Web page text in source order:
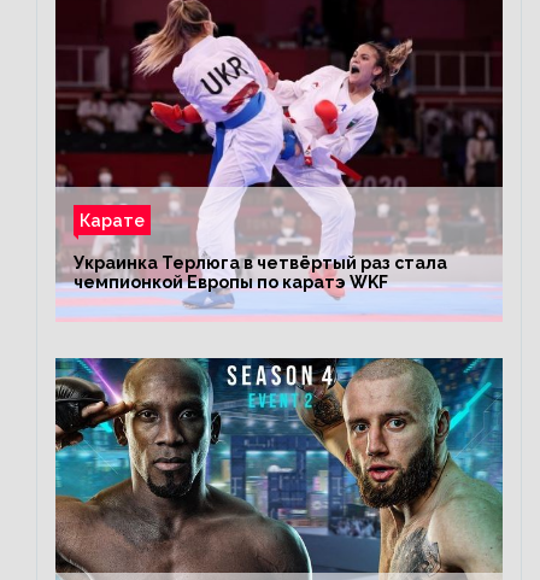
Карате
Украинка Терлюга в четвёртый раз стала
чемпионкой Европы по каратэ WKF